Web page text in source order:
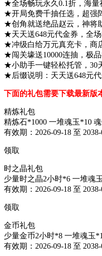
★全场畅玩永久0.1折，海量
★开局免费千抽任选，超强
★创角就送绝品赵云，神将
★天天送648元代金券，全场
★冲级白给万元真充卡，商
★闯关壕送10000连抽，极品
★小助手一键轻松托管，30
★后缀说明：天天送648元
下面的礼包需要下载最新版
精炼礼包
精炼石*1000 一堆魂玉*10
有效期：2026-09-18 至
领取
时之晶礼包
少量时之晶2小时*6 一堆魂
有效期：2026-09-18 至
领取
金币礼包
少量金币2小时*8 一堆魂玉
有效期：2026-09-18 至